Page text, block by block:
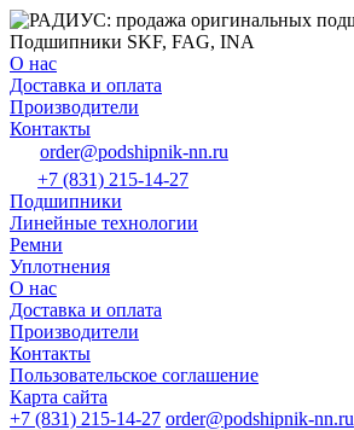
О нас
Доставка и оплата
Производители
Контакты
order@podshipnik-nn.ru
+7 (831) 215-14-27
Подшипники
Линейные технологии
Ремни
Уплотнения
О нас
Доставка и оплата
Производители
Контакты
Пользовательское соглашение
Карта сайта
+7 (831) 215-14-27 order@podshipnik-nn.ru